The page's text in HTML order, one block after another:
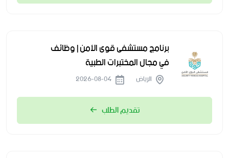
برنامج مستشفى قوى الأمن | وظائف
في مجال المختبرات الطبية
الرياض
تقديم الطلب